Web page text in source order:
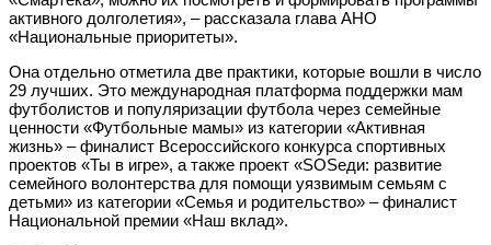
активного долголетия», – рассказала глава АНО
«Национальные приоритеты».
Она отдельно отметила две практики, которые вошли в число
29 лучших. Это международная платформа поддержки мам
футболистов и популяризации футбола через семейные
ценности «Футбольные мамы» из категории «Активная
жизнь» – финалист Всероссийского конкурса спортивных
проектов «Ты в игре», а также проект «SOSеди: развитие
семейного волонтерства для помощи уязвимым семьям с
детьми» из категории «Семья и родительство» – финалист
Национальной премии «Наш вклад».